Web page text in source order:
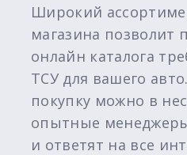
Широкий
магазина позволит
онлайн каталога
ТСУ для вашего
покупку можно в
опытные
и ответят на все